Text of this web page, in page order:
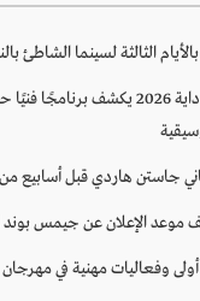
الثالثة لسينما الشاطئ
مهرجان صيف الأوداية 2026 يكشف
جاستن هاردي قبل أسابيع
موعد الإعلان عن جيمس بوند